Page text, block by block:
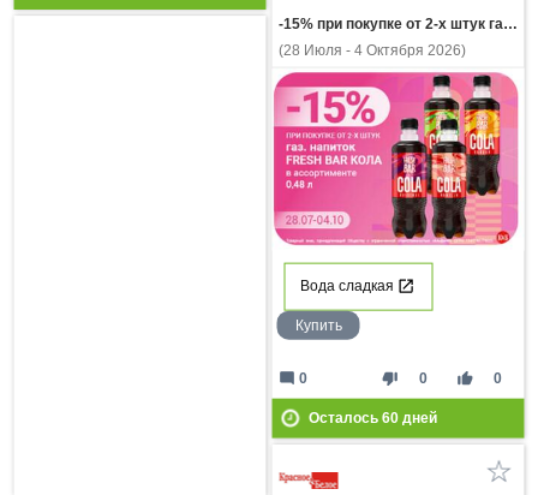
-15% при покупке от 2-х штук газ напиток FRESH BAR КОЛА в ассортименте 0,48л
(28 Июля - 4 Октября 2026)
Вода сладкая
Купить
thumb_down 0 thumb_up 0
mode_comment 0
Осталось 60дней